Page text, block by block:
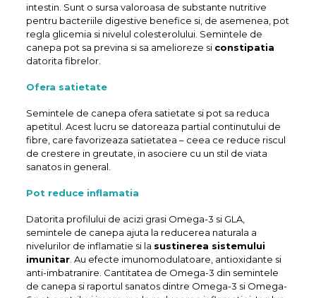
intestin. Sunt o sursa valoroasa de substante nutritive
pentru bacteriile digestive benefice si, de asemenea, pot
regla glicemia si nivelul colesterolului. Semintele de
canepa pot sa previna si sa amelioreze si constipatia
datorita fibrelor.
Ofera satietate
Semintele de canepa ofera satietate si pot sa reduca
apetitul. Acest lucru se datoreaza partial continutului de
fibre, care favorizeaza satietatea – ceea ce reduce riscul
de crestere in greutate, in asociere cu un stil de viata
sanatos in general.
Pot reduce inflamatia
Datorita profilului de acizi grasi Omega-3 si GLA,
semintele de canepa ajuta la reducerea naturala a
nivelurilor de inflamatie si la sustinerea sistemului
imunitar. Au efecte imunomodulatoare, antioxidante si
anti-imbatranire. Cantitatea de Omega-3 din semintele
de canepa si raportul sanatos dintre Omega-3 si Omega-